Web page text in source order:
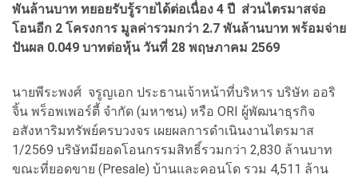
พันล้านบาท ทยอยรับรู้รายได้ต่อเนื่อง 4 ปี ส่วนไตรมาสจ่อ
โอนอีก 2 โครงการ มูลค่ารวมกว่า 2.7 พันล้านบาท พร้อมจ่าย
ปันผล 0.049 บาทต่อหุ้น วันที่ 28 พฤษภาคม 2569
นายพีระพงศ์ จรูญเอก ประธานเจ้าหน้าที่บริหาร บริษัท ออริ
จิ้น พร็อพเพอร์ตี้ จำกัด (มหาชน) หรือ ORI ผู้พัฒนาธุรกิจ
อสังหาริมทรัพย์ครบวงจร เผยผลการดำเนินงานไตรมาส
1/2569 บริษัทมียอดโอนกรรมสิทธิ์รวมกว่า 2,830 ล้านบาท
ขณะที่ยอดขาย (Presale) บ้านและคอนโด รวม 4,511 ล้าน